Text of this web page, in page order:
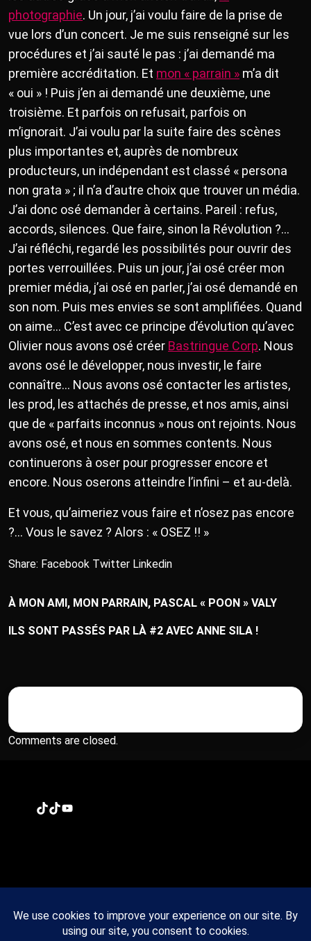
photographie. Un jour, j’ai voulu faire de la prise de
vue lors d’un concert. Je me suis renseigné sur les
procédures et j’ai sauté le pas : j’ai demandé ma
première accréditation. Et mon « parrain » m’a dit
« oui » ! Puis j’en ai demandé une deuxième, une
troisième. Et parfois on refusait, parfois on
m’ignorait. J’ai voulu par la suite faire des scènes
plus importantes et, auprès de nombreux
producteurs, un indépendant est classé « persona
non grata » ; il n’a d’autre choix que trouver un média.
J’ai donc osé demander à certains. Pareil : refus,
accords, silences. Que faire, sinon la Révolution ?…
J’ai réfléchi, regardé les possibilités pour ouvrir des
portes verrouillées. Puis un jour, j’ai osé créer mon
premier média, j’ai osé en parler, j’ai osé demandé en
son nom. Puis mes envies se sont amplifiées. Quand
on aime… C’est avec ce principe d’évolution qu’avec
Olivier nous avons osé créer Bastringue Corp. Nous
avons osé le développer, nous investir, le faire
connaître… Nous avons osé contacter les artistes,
les prod, les attachés de presse, et nos amis, ainsi
que de « parfaits inconnus » nous ont rejoints. Nous
avons osé, et nous en sommes contents. Nous
continuerons à oser pour progresser encore et
encore. Nous oserons atteindre l’infini – et au-delà.
Et vous, qu’aimeriez vous faire et n’osez pas encore
?… Vous le savez ? Alors : « OSEZ !! »
Share: Facebook Twitter Linkedin
À MON AMI, MON PARRAIN, PASCAL « POON » VALY
ILS SONT PASSÉS PAR LÀ #2 AVEC ANNE SILA !
Comments are closed.
TikTok
TikTok
YouTube